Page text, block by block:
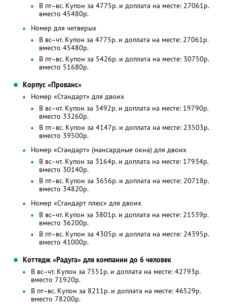
В пт–вс. Купон за 4775р. и доплата на месте: 27061р.
вместо 45480р.
Номер для четверых
В вс–чт. Купон за 4775р. и доплата на месте: 27061р.
вместо 45480р.
В пт–вс. Купон за 5426р. и доплата на месте: 30750р.
вместо 51680р.
Корпус «Прованс»
Номер «Стандарт» для двоих
В вс–чт. Купон за 3492р. и доплата на месте: 19790р.
вместо 33260р.
В пт–вс. Купон за 4147р. и доплата на месте: 23503р.
вместо 39500р.
Номер «Стандарт» (мансардные окна) для двоих
В вс–чт. Купон за 3164р. и доплата на месте: 17934р.
вместо 30140р.
В пт–вс. Купон за 3656р. и доплата на месте: 20718р.
вместо 34820р.
Номер «Стандарт плюс» для двоих
В вс–чт. Купон за 3801р. и доплата на месте: 21539р.
вместо 36200р.
В пт–вс. Купон за 4305р. и доплата на месте: 24395р.
вместо 41000р.
Коттедж «Радуга» для компании до 6 человек
В вс–чт. Купон за 7551р. и доплата на месте: 42793р.
вместо 71920р.
В пт–вс. Купон за 8211р. и доплата на месте: 46529р.
вместо 78200р.